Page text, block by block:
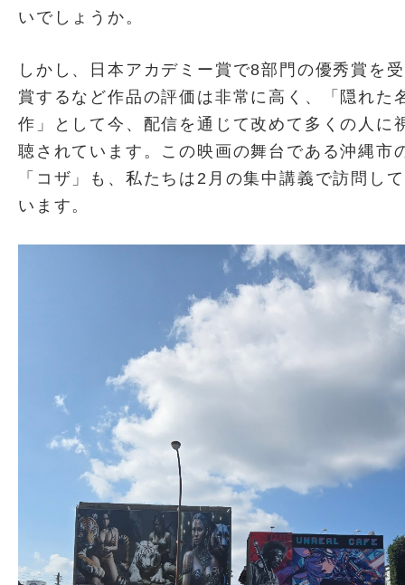
いでしょうか。
しかし、日本アカデミー賞で8部門の優秀賞を受
賞するなど作品の評価は非常に高く、「隠れた
作」として今、配信を通じて改めて多くの人に
聴されています。この映画の舞台である沖縄市
「コザ」も、私たちは2月の集中講義で訪問して
います。